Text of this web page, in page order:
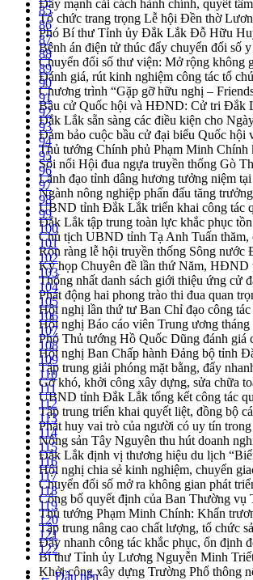
Đẩy mạnh cải cách hành chính, quyết
Tổ chức trang trọng Lễ hội Đền thờ
Phó Bí thư Tỉnh ủy Đắk Lắk Đỗ Hữu
Bệnh án điện tử thúc đẩy chuyển đổi số
Chuyển đổi số thư viện: Mở rộng không
Đánh giá, rút kinh nghiệm công tác tổ
Chương trình “Gặp gỡ hữu nghị –
Bầu cử Quốc hội và HĐND: Cử tri Đắk
Đắk Lắk sẵn sàng các điều kiện cho
Đảm bảo cuộc bầu cử đại biểu Quốc hội
Thủ tướng Chính phủ Phạm Minh Chính
Sôi nổi Hội đua ngựa truyền thống Gò
Lãnh đạo tỉnh dâng hương tưởng niệm
Ngành nông nghiệp phấn đấu tăng
UBND tỉnh Đắk Lắk triển khai công tác
Đắk Lắk tập trung toàn lực khắc phục
Chủ tịch UBND tỉnh Tạ Anh Tuấn thăm,
Rộn ràng lễ hội truyền thống Sông nước
Kỳ họp Chuyên đề lần thứ Năm, HĐND
Thống nhất danh sách giới thiệu ứng
Phát động hai phong trào thi đua quan
Hội nghị lần thứ tư Ban Chỉ đạo công
Hội nghị Báo cáo viên Trung ương tháng
Phó Thủ tướng Hồ Quốc Dũng đánh
Hội nghị Ban Chấp hành Đảng bộ tỉnh
Tập trung giải phóng mặt bằng, đẩy
Gỡ khó, khởi công xây dựng, sửa chữa
UBND tỉnh Đắk Lắk tổng kết công tác
Tập trung triển khai quyết liệt, đồng bộ
Phát huy vai trò của người có uy tín
Nông sản Tây Nguyên thu hút doanh
Đắk Lắk định vị thương hiệu du lịch
Hội nghị chia sẻ kinh nghiệm, chuyển
Chuyển đổi số mở ra không gian phát
Công bố quyết định của Ban Thường vụ
Thủ tướng Phạm Minh Chính: Khẩn
Tập trung nâng cao chất lượng, tổ chức
Đẩy nhanh công tác khắc phục, ổn định
Bí thư Tỉnh ủy Lương Nguyễn Minh
Khởi công xây dựng Trường Phổ thông
85
86
87
88
89
90
91
92
93
94
95
96
97
98
99
100
101
102
103
104
105
106
107
108
109
110
111
112
113
114
115
116
117
118
119
120
121
122
← Đầu tiên